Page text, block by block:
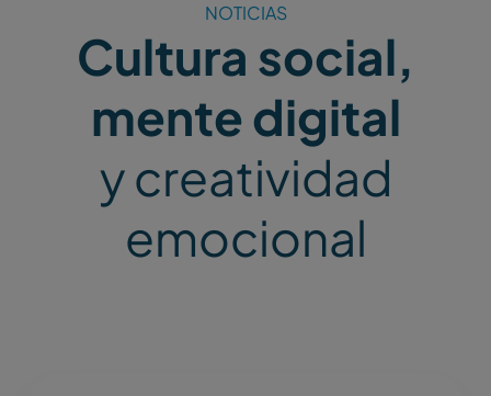
NOTICIAS
Cultura social,
mente digital
y creatividad
emocional